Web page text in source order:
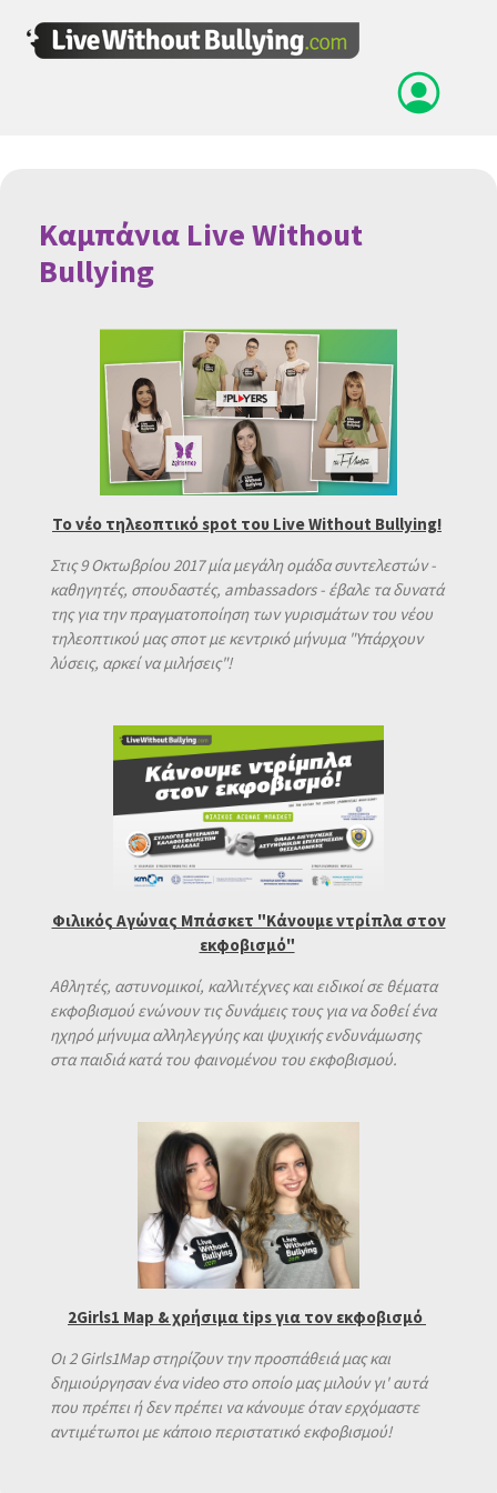
Καμπάνια Live Without
Bullying
To νέο τηλεοπτικό spot του Live Without Bullying!
Στις 9 Οκτωβρίου 2017 μία μεγάλη ομάδα συντελεστών -
καθηγητές, σπουδαστές, ambassadors - έβαλε τα δυνατά
της για την πραγματοποίηση των γυρισμάτων του νέου
τηλεοπτικού μας σποτ με κεντρικό μήνυμα "Υπάρχουν
λύσεις, αρκεί να μιλήσεις"!
Φιλικός Αγώνας Μπάσκετ "Κάνουμε ντρίπλα στον
εκφοβισμό"
Αθλητές, αστυνομικοί, καλλιτέχνες και ειδικοί σε θέματα
εκφοβισμού ενώνουν τις δυνάμεις τους για να δοθεί ένα
ηχηρό μήνυμα αλληλεγγύης και ψυχικής ενδυνάμωσης
στα παιδιά κατά του φαινομένου του εκφοβισμού.
2Girls1 Map & χρήσιμα tips για τον εκφοβισμό
Οι 2 Girls1Map στηρίζουν την προσπάθειά μας και
δημιούργησαν ένα video στο οποίο μας μιλούν γι' αυτά
που πρέπει ή δεν πρέπει να κάνουμε όταν ερχόμαστε
αντιμέτωποι με κάποιο περιστατικό εκφοβισμού!